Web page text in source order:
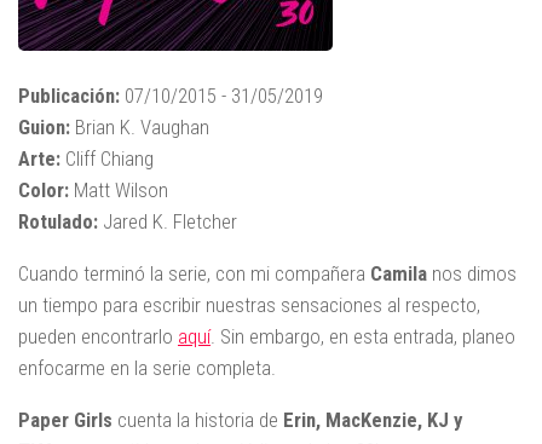
Publicación: 07/10/2015 - 31/05/2019
Guion: Brian K. Vaughan
Arte: Cliff Chiang
Color: Matt Wilson
Rotulado: Jared K. Fletcher
Cuando terminó la serie, con mi compañera Camila nos dimos
un tiempo para escribir nuestras sensaciones al respecto,
pueden encontrarlo aquí. Sin embargo, en esta entrada, planeo
enfocarme en la serie completa.
Paper Girls cuenta la historia de Erin, MacKenzie, KJ y